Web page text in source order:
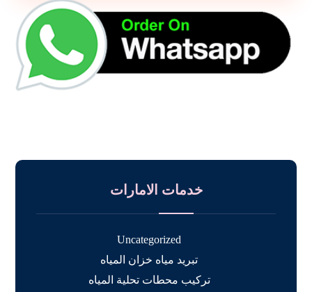
خدمات الامارات
Uncategorized
تبريد مياه خزان المياه
تركيب محطات تحلية المياه